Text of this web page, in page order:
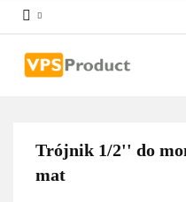
Trójnik 1/2'' do
mat